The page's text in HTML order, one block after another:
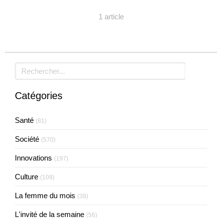
1 article
Rechercher
Catégories
Santé (81)
Société (570)
Innovations (197)
Culture (109)
La femme du mois (39)
L'invité de la semaine (56)